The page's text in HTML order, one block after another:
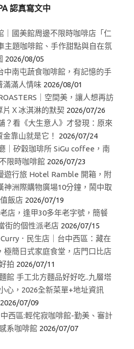
認真寫文中
｜國美館周邊不限時咖啡店「仁
題咖啡館、手作甜點與自在氛
2026/08/05
中南屯蔬食咖啡館，有記憶的手
滿滿人情味 2026/08/01
｜空間美，讓人想再訪
片Ｘ冰淇淋的默契 2026/07/26
？看《大生意人》才發現：原來
靠山就是它！
2026/07/24
｜矽穀珈琲所 SiGu coffee，南
限時咖啡館 2026/07/23
遊行旅 Hotel Ramble 開箱，附
神洲際購物廣場10分鐘，鬧中取
飯店 2026/07/19
店，逢甲30多年老字號，簡餐
街的個性派老店 2026/07/15
．民生店｜台中西區：藏在
極簡日式家庭食堂，店門口比店
拍 2026/07/11
館 手工北方麵品好好吃..九層塔
心，2026全新菜單+地址資訊
2026/07/09
西區:輕侘寂咖啡館-勤美、審計
系咖啡館 2026/07/07